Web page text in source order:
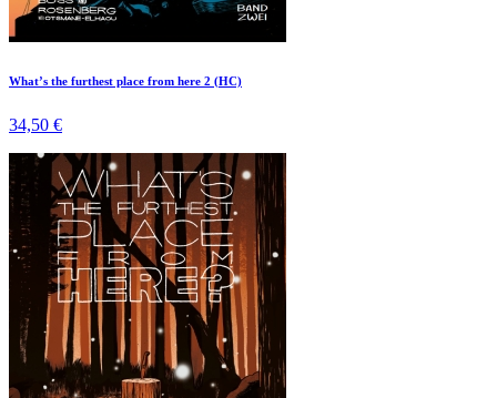
What’s the furthest place from here 2 (HC)
34,50 €